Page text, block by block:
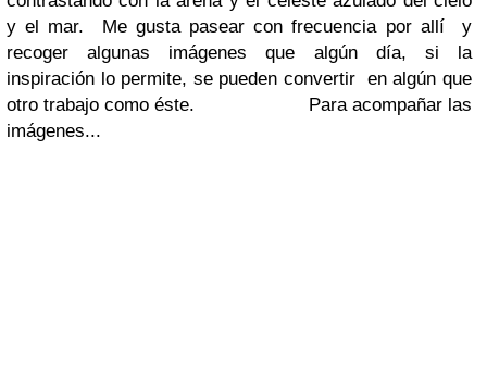
y el mar. Me gusta pasear con frecuencia por allí y
recoger algunas imágenes que algún día, si la
inspiración lo permite, se pueden convertir en algún que
otro trabajo como éste. Para acompañar las
imágenes...